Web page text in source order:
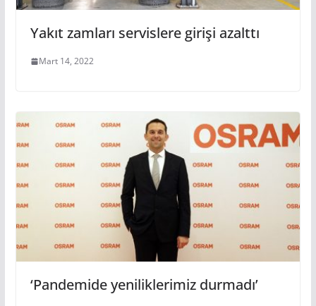
Yakıt zamları servislere girişi azalttı
Mart 14, 2022
‘Pandemide yeniliklerimiz durmadı’